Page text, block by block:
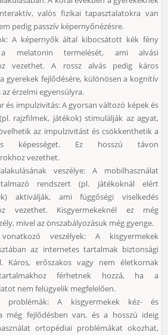
valós fizikai tapasztalatokra van
pedig passzív képernyőnézésre.
A képernyők által kibocsátott kék fény
a melatonin termelését, ami alvási
vezethet. A rossz alvás pedig káros
gyerekek fejlődésére, különösen a kognitív
érzelmi egyensúlyra.
és impulzivitás: A gyorsan változó képek és
rajzfilmek, játékok) stimulálják az agyat,
az impulzivitást és csökkenthetik a
képességet. Ez hosszú távon
vezethet.
veszélye: A mobilhasználat
rendszert (pl. játékoknál elért
aktiválják, ami függőségi viselkedés
vezethet. Kisgyermekeknél ez még
mivel az önszabályozásuk még gyenge.
veszélyek: A kisgyermekek
az internetes tartalmak biztonsági
Káros, erőszakos vagy nem életkornak
férhetnek hozzá, ha a
nem felügyelik megfelelően.
problémák: A kisgyermekek kéz- és
még fejlődésben van, és a hosszú ideig
ortopédiai problémákat okozhat,